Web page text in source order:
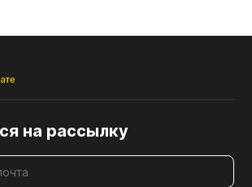
на рассылку